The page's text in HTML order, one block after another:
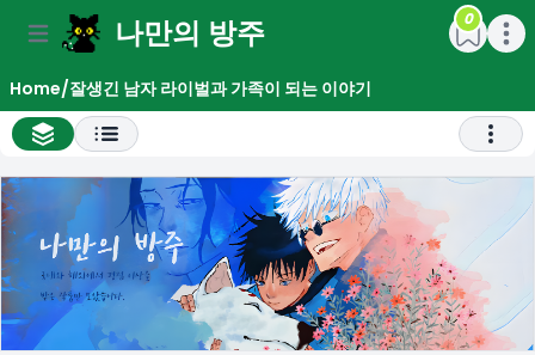
Open main menu나만의 방주 Open
0
Home/잘생긴 남자 라이벌과 가족이 되는 이야기
All Chapter List
menu